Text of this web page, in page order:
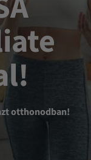
otthonodban!